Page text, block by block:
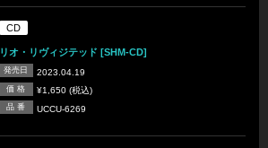
CD
リオ・リヴィジテッド [SHM-CD]
発売日 2023.04.19
価 格 ¥1,650 (税込)
品 番 UCCU-6269